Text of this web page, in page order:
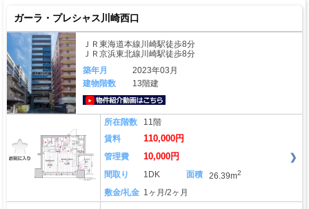
ガーラ・プレシャス川崎西口
ＪＲ東海道本線川崎駅徒歩8分
ＪＲ京浜東北線川崎駅徒歩8分
築年月
2023年03月
建物階数
13階建
所在階数
11階
賃料
110,000円
管理費 10,000円
間取り 1DK 面積 26.39m2
敷金/礼金 1ヶ月/2ヶ月